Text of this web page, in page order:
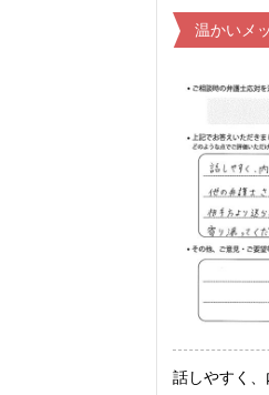
温かいメ
話しやすく